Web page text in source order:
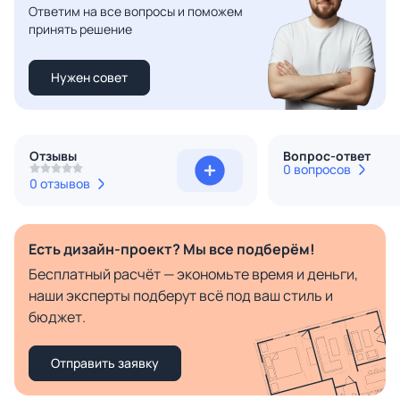
Ответим на все вопросы и поможем
принять решение
Нужен совет
Отзывы
0 отзывов
Вопрос-ответ
0 вопросов
Есть дизайн-проект? Мы все подберём!
Бесплатный расчёт — экономьте время и деньги,
наши эксперты подберут всё под ваш стиль и
бюджет.
Отправить заявку